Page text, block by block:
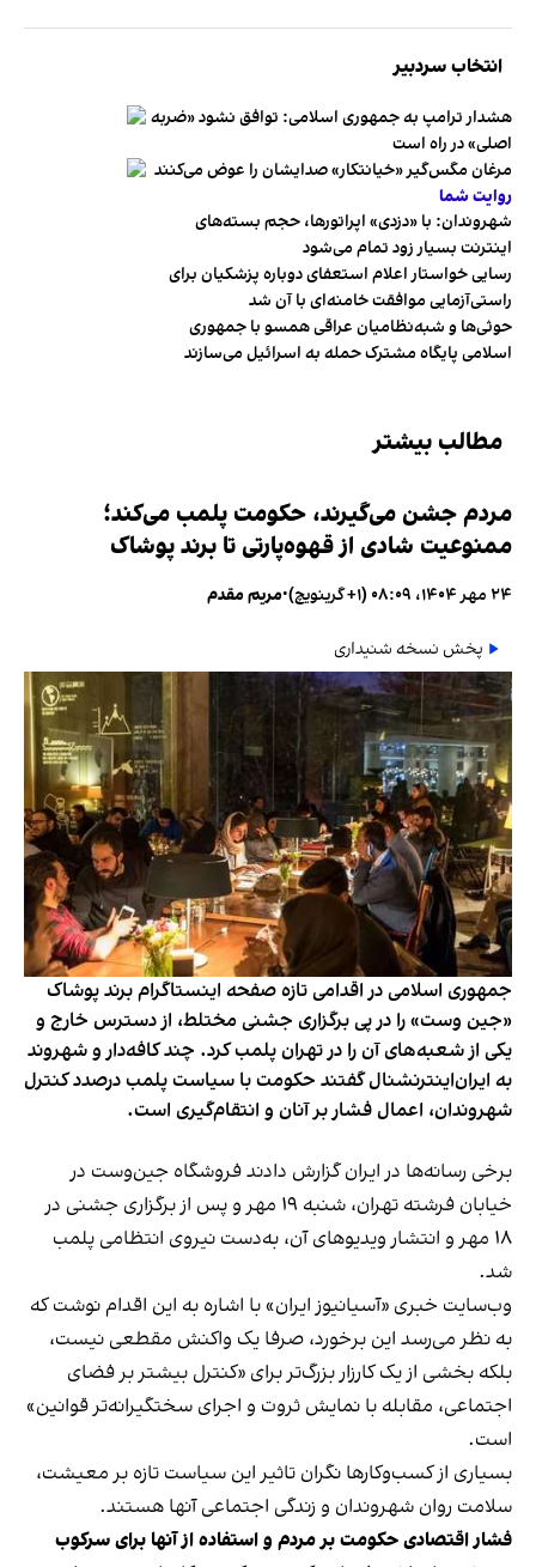
انتخاب سردبیر
هشدار ترامپ به جمهوری اسلامی: توافق نشود «ضربه
اصلی» در راه است
مرغان مگس‌گیر «خیانتکار» صدایشان را عوض می‌کنند
روایت شما
شهروندان:‌ با «دزدی» اپراتورها، حجم بسته‌های
اینترنت بسیار زود تمام می‌شود
رسایی خواستار اعلام استعفای دوباره پزشکیان برای
راستی‌آزمایی موافقت خامنه‌ای با آن شد
حوثی‌ها و شبه‌نظامیان عراقی همسو با جمهوری
اسلامی پایگاه مشترک حمله به اسرائیل می‌سازند
مطالب بیشتر
مردم جشن می‌گیرند، حکومت پلمب می‌کند؛
ممنوعیت شادی از قهوه‌پارتی تا برند پوشاک
۲۴ مهر ۱۴۰۴، ۰۸:۰۹ (‎+۱ گرینویچ) •مریم مقدم
پخش نسخه شنیداری
جمهوری اسلامی در اقدامی تازه صفحه اینستاگرام برند پوشاک
«جین وست» را در پی برگزاری جشنی مختلط، از دسترس خارج و
یکی از شعبه‌های آن را در تهران پلمب کرد. چند کافه‌‌دار و شهروند
به ایران‌اینترنشنال گفتند حکومت با سیاست پلمب درصدد کنترل
شهروندان، اعمال فشار بر آنان و انتقام‌گیری است.
برخی رسانه‌ها در ایران گزارش دادند فروشگاه جین‌وست در
خیابان فرشته تهران، شنبه ۱۹ مهر و پس از برگزاری جشنی در
۱۸ مهر و انتشار ویدیوهای آن، به‌دست نیروی انتظامی پلمب
شد.
وب‌سایت خبری «آسیانیوز ایران» با اشاره به این اقدام نوشت که
به نظر می‌رسد این برخورد، صرفا یک واکنش مقطعی نیست،
بلکه بخشی از یک کارزار بزرگ‌تر برای «کنترل بیشتر بر فضای
اجتماعی، مقابله با نمایش ثروت و اجرای سختگیرانه‌تر قوانین»
است.
بسیاری از کسب‌وکارها نگران تاثیر این سیاست‌ تازه بر معیشت،
سلامت روان شهروندان و زندگی اجتماعی آنها هستند.
فشار اقتصادی حکومت بر مردم و استفاده از آنها برای سرکوب